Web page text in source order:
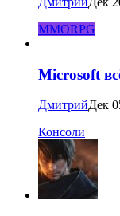
MMORPG
Microsoft
ДмитрийДек
Консоли